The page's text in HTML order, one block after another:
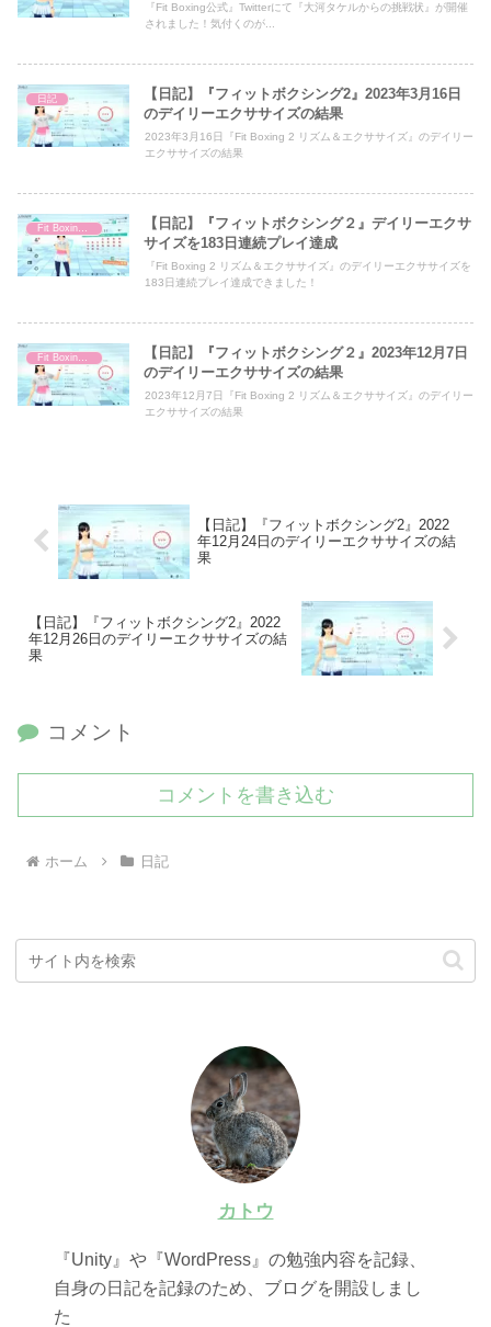
『Fit Boxing公式』Twitterにて『大河タケルからの挑戦状』が開催
されました！気付くのが...
日記
【日記】『フィットボクシング2』2023年3月16日
のデイリーエクササイズの結果
2023年3月16日『Fit Boxing 2 リズム＆エクササイズ』のデイリー
エクササイズの結果
【日記】『フィットボクシング２』デイリーエクサ
サイズを183日連続プレイ達成
『Fit Boxing 2 リズム＆エクササイズ』のデイリーエクササイズを
183日連続プレイ達成できました！
【日記】『フィットボクシング２』2023年12月7日
のデイリーエクササイズの結果
2023年12月7日『Fit Boxing 2 リズム＆エクササイズ』のデイリー
エクササイズの結果
【日記】『フィットボクシング2』2022
年12月24日のデイリーエクササイズの結
果
【日記】『フィットボクシング2』2022
年12月26日のデイリーエクササイズの結
果
コメント
コメントを書き込む
ホーム 日記
カトウ
『Unity』や『WordPress』の勉強内容を記録、
自身の日記を記録のため、ブログを開設しまし
た